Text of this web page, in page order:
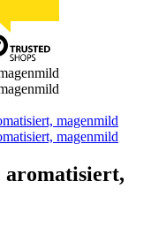
aromatisiert,